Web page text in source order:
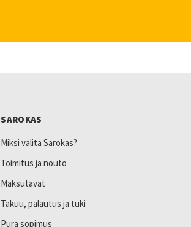
SAROKAS
Miksi valita Sarokas?
Toimitus ja nouto
Maksutavat
Takuu, palautus ja tuki
Pura sopimus